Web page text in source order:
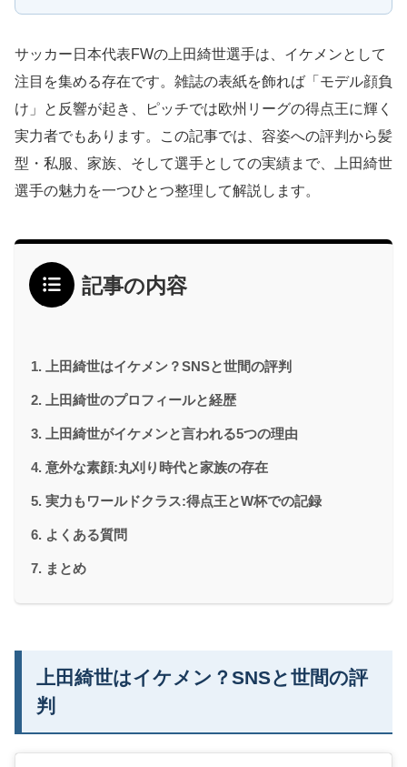
サッカー日本代表FWの上田綺世選手は、イケメンとして
注目を集める存在です。雑誌の表紙を飾れば「モデル顔負
け」と反響が起き、ピッチでは欧州リーグの得点王に輝く
実力者でもあります。この記事では、容姿への評判から髪
型・私服、家族、そして選手としての実績まで、上田綺世
選手の魅力を一つひとつ整理して解説します。
記事の内容
上田綺世はイケメン？SNSと世間の評判
上田綺世のプロフィールと経歴
上田綺世がイケメンと言われる5つの理由
意外な素顔:丸刈り時代と家族の存在
実力もワールドクラス:得点王とW杯での記録
よくある質問
まとめ
上田綺世はイケメン？SNSと世間の評
判